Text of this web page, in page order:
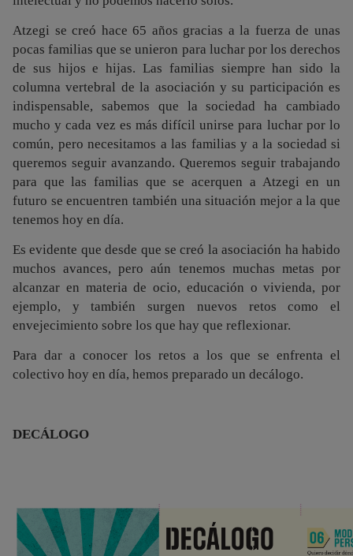
Atzegi se creó hace 65 años gracias a la fuerza de unas
pocas familias que se unieron para luchar por los derechos
de sus hijos e hijas. Las familias siempre han sido la
columna vertebral de la asociación y su participación es
indispensable, sabemos que la sociedad ha cambiado
mucho y cada vez es más difícil unirse para luchar por lo
común, pero necesitamos a las familias y a la sociedad si
queremos seguir avanzando. Queremos seguir trabajando
para que las familias que se acerquen a Atzegi en un
futuro se encuentren también una situación mejor a la que
tenemos hoy en día.
Es evidente que desde que se creó la asociación ha habido
muchos avances, pero aún tenemos muchas metas por
alcanzar en materia de ocio, educación o vivienda, por
ejemplo, y también surgen nuevos retos como el
envejecimiento sobre los que hay que reflexionar.
Para dar a conocer los retos a los que se enfrenta el
colectivo hoy en día, hemos preparado un decálogo.
DECÁLOGO